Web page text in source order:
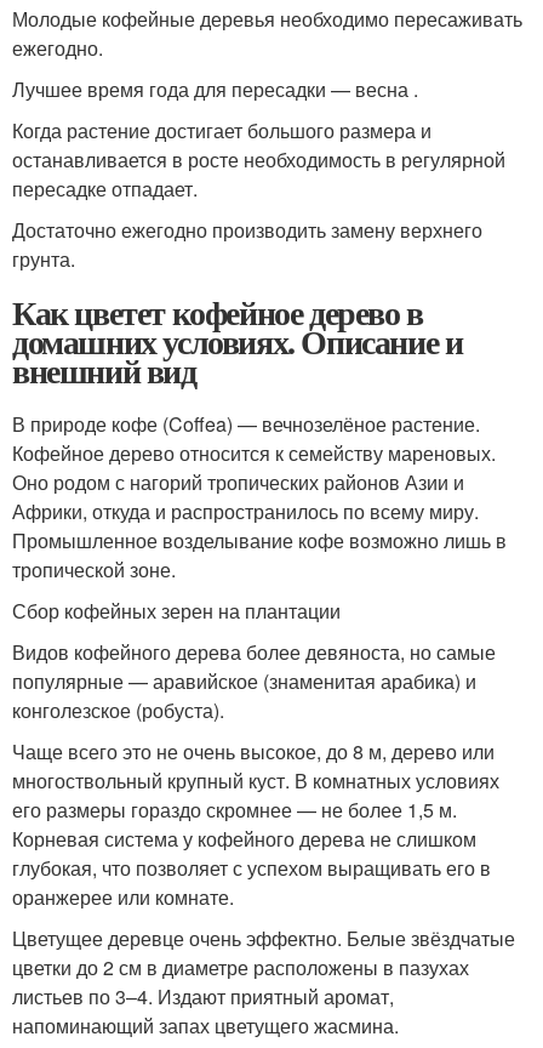
Молодые кофейные деревья необходимо пересаживать
ежегодно.
Лучшее время года для пересадки — весна .
Когда растение достигает большого размера и
останавливается в росте необходимость в регулярной
пересадке отпадает.
Достаточно ежегодно производить замену верхнего
грунта.
Как цветет кофейное дерево в
домашних условиях. Описание и
внешний вид
В природе кофе (Coffea) — вечнозелёное растение.
Кофейное дерево относится к семейству мареновых.
Оно родом с нагорий тропических районов Азии и
Африки, откуда и распространилось по всему миру.
Промышленное возделывание кофе возможно лишь в
тропической зоне.
Сбор кофейных зерен на плантации
Видов кофейного дерева более девяноста, но самые
популярные — аравийское (знаменитая арабика) и
конголезское (робуста).
Чаще всего это не очень высокое, до 8 м, дерево или
многоствольный крупный куст. В комнатных условиях
его размеры гораздо скромнее — не более 1,5 м.
Корневая система у кофейного дерева не слишком
глубокая, что позволяет с успехом выращивать его в
оранжерее или комнате.
Цветущее деревце очень эффектно. Белые звёздчатые
цветки до 2 см в диаметре расположены в пазухах
листьев по 3–4. Издают приятный аромат,
напоминающий запах цветущего жасмина.